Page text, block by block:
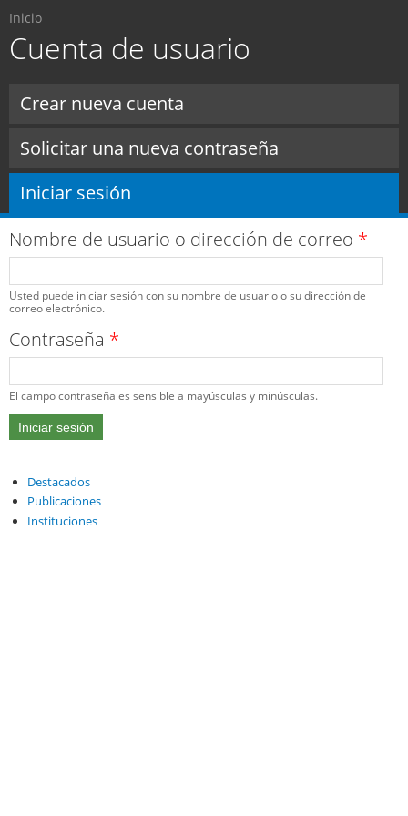
principal
Usted está aquí
Inicio
Cuenta de usuario
Crear nueva cuenta
Solicitar una nueva contraseña
Iniciar sesión
Nombre de usuario o dirección de correo *
Usted puede iniciar sesión con su nombre de usuario o su dirección de
correo electrónico.
Contraseña *
El campo contraseña es sensible a mayúsculas y minúsculas.
Destacados
Publicaciones
Instituciones